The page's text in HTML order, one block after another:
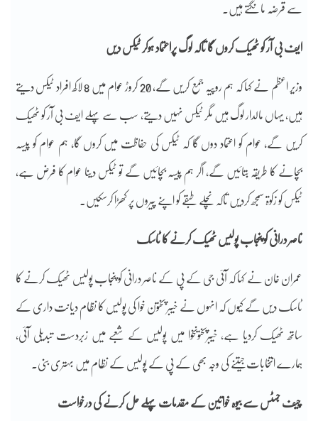
سے قرضہ مانگتے ہیں۔
ایف بی آر کو ٹھیک کروں گا تاکہ لوگ پراعتماد ہوکر ٹیکس دیں
وزیر اعظم نے کہا کہ ہم روپیہ جمع کریں گے، 20 کروڑ عوام میں 8 لاکھ افراد ٹیکس دیتے
ہیں، یہاں مالدار لوگ ہیں مگر ٹیکس نہیں دیتے، سب سے پہلے ایف بی آر کو ٹھیک
کریں گے، عوام کو اعتماد دوں گا کہ ٹیکس کی حفاظت میں کروں گا، ہم عوام کو پیسہ
بچانے کا طریقہ بتائیں گے، اگر ہم پیسہ بچائیں گے تو ٹیکس دینا عوام کا فرض ہے،
ٹیکس کو زکوۃ سمجھ کردیں تاکہ نچلے طبقے کو اپنے پیروں پر کھڑا کرسکیں۔
ناصر درانی کو پنجاب پولیس ٹھیک کرنے کا ٹاسک
عمران خان نے کہا کہ آئی جی کے پی کے ناصر درانی کو پنجاب پولیس ٹھیک کرنے کا
ٹاسک دیں گے کیوں کہ انہوں نے خیبر پختون خوا کی پولیس کا نظام دیانت داری کے
ساتھ ٹھیک کردیا ہے، خیبرپختونخوا میں پولیس کے شعبے میں زبردست تبدیلی آئی،
ہمارے انتخابات جیتنے کی وجہ بھی کے پی کے پولیس کے نظام میں بہتری بنی۔
چیف جسٹس سے بیوہ خواتین کے مقدمات پہلے حل کرنے کی درخواست